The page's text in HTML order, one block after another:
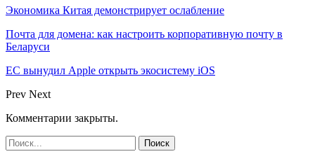
Экономика Китая демонстрирует ослабление
Почта для домена: как настроить корпоративную почту в
Беларуси
ЕС вынудил Apple открыть экосистему iOS
Prev Next
Комментарии закрыты.